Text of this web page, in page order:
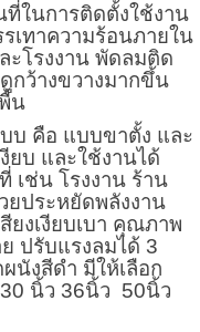
ในการติดตั้งใช้งาน
เทาความร้อนภายใน
ะโรงงาน พัดลมติด
กว้างขวางมากขึ้น
น
บ คือ แบบขาตั้ง และ
ยบ และใช้งานได้
เช่น โรงงาน ร้าน
ยประหยัดพลังงาน
ยงเงียบเบา คุณภาพ
ปรับแรงลมได้ 3
นังสีดำ มีให้เลือก
นิ้ว 36นิ้ว 50นิ้ว